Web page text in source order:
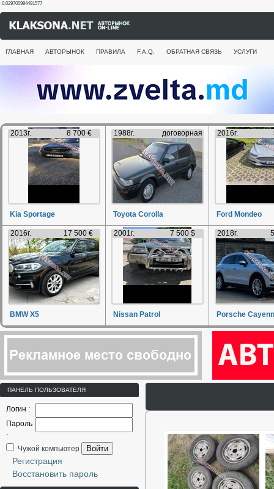
-0.029700994491577
ГЛАВНАЯ АВТОРЫНОК ПРАВИЛА F.A.Q. ОБРАТНАЯ СВЯЗЬ УСЛУГИ
2013г. 8 700 €
Kia Sportage
1988г. договорная
Toyota Corolla
2016г.
Ford Mondeo
2016г. 17 500 €
BMW X5
2001г. 7 500 $
Nissan Patrol
2018г.
Porsche
ПАНЕЛЬ ПОЛЬЗОВАТЕЛЯ
Логин :
Пароль
:
Чужой компьютер
Войти
Регистрация
Восстановить пароль